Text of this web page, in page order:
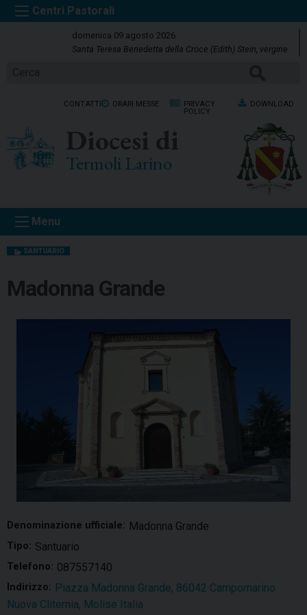
k
t
domenica 09 agosto 2026
Santa Teresa Benedetta della Croce (Edith) Stein, vergine
CONTATTI ORARI MESSE
PRIVACY
POLICY
DOWNLOAD
Diocesi di
Termoli Larino
Menu
SANTUARIO
Madonna Grande
Denominazione ufficiale: Madonna Grande
Tipo: Santuario
Telefono: 087557140
Indirizzo: Piazza Madonna Grande, 86042 Campomarino
Nuova Cliternia, Molise Italia